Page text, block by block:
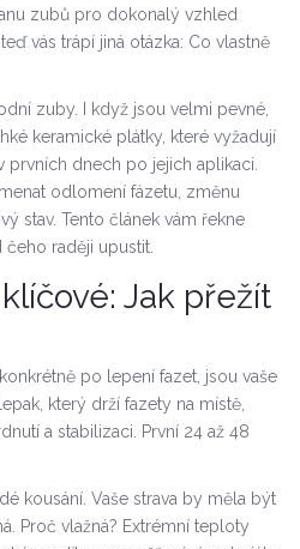
zubů pro dokonalý vzhled
vás trápí jiná otázka: Co vlastně
zuby. I když jsou velmi pevné,
keramické plátky, které vyžadují
dnech po jejich aplikaci.
odlomení fázetu, změnu
stav. Tento článek vám řekne
raději upustit.
Jak přežít
po lepení fazet, jsou vaše
který drží fazety na místě,
a stabilizaci. První 24 až 48
kousání. Vaše strava by měla být
Proč vlažná? Extrémní teploty